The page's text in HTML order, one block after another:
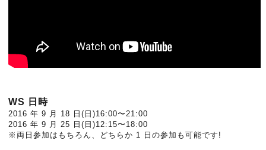
WS 日時
2016 年 9 月 18 日(日)16:00〜21:00
2016 年 9 月 25 日(日)12:15〜18:00
※両日参加はもちろん、どちらか 1 日の参加も可能です!